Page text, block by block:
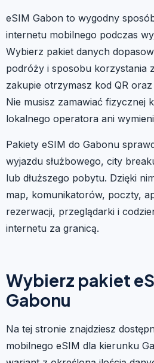
eSIM Gabon to wygodny
internetu mobilnego podczas
Wybierz pakiet danych
podróży i sposobu korzystania
zakupie otrzymasz kod QR
Nie musisz zamawiać fizycznej
lokalnego operatora ani
Pakiety eSIM do Gabonu
wyjazdu służbowego, city
lub dłuższego pobytu. Dzięki
map, komunikatorów, poczty,
rezerwacji, przeglądarki i
internetu za granicą.
Wybierz pakiet
Gabonu
Na tej stronie znajdziesz
mobilnego eSIM dla kierunku